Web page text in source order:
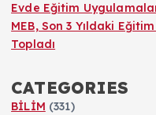
Evde Eğitim
MEB, Son 3 Yıldaki
Topladı
CATEGORIES
BİLİM (331)